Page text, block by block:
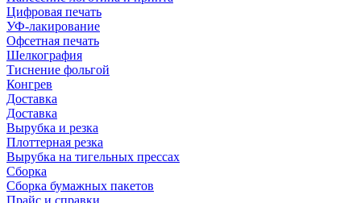
Цифровая печать
УФ-лакирование
Офсетная печать
Шелкография
Тиснение фольгой
Конгрев
Доставка
Доставка
Вырубка и резка
Плоттерная резка
Вырубка на тигельных прессах
Сборка
Сборка бумажных пакетов
Прайс и справки